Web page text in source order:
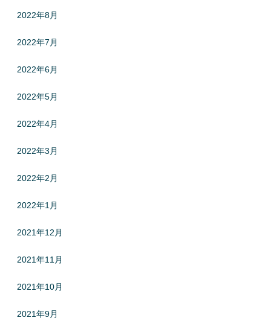
2022年8月
2022年7月
2022年6月
2022年5月
2022年4月
2022年3月
2022年2月
2022年1月
2021年12月
2021年11月
2021年10月
2021年9月